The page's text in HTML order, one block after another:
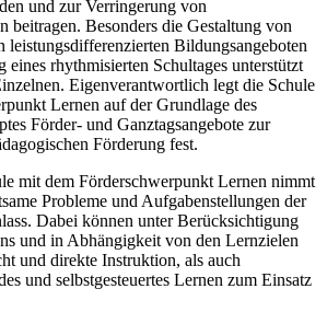
und zur Verringerung von
beitragen. Besonders die Gestaltung von
leistungsdifferenzierten Bildungsangeboten
eines rhythmisierten Schultages unterstützt
Eigenverantwortlich legt die Schule
Lernen auf der Grundlage des
Förder- und Ganztagsangebote zur
Förderung fest.
mit dem Förderschwerpunkt Lernen nimmt
Probleme und Aufgabenstellungen der
Dabei können unter Berücksichtigung
und in Abhängigkeit von den Lernzielen
und direkte Instruktion, als auch
und selbstgesteuertes Lernen zum Einsatz